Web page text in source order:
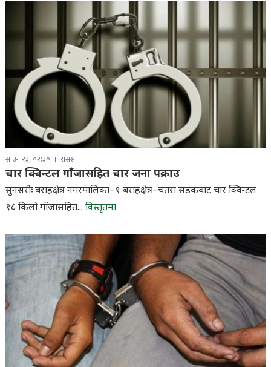
साउन २३, ०२:३० रासस
चार क्विन्टल गाँजासहित चार जना पक्राउ
सुनसरीः बराहक्षेत्र नगरपालिका–१ बराहक्षेत्र–चतरा सडकबाट चार क्विन्टल
१८ किलो गाँजासहित... विस्तृतमा